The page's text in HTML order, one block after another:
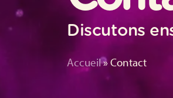
Discutons
Accueil»Contact